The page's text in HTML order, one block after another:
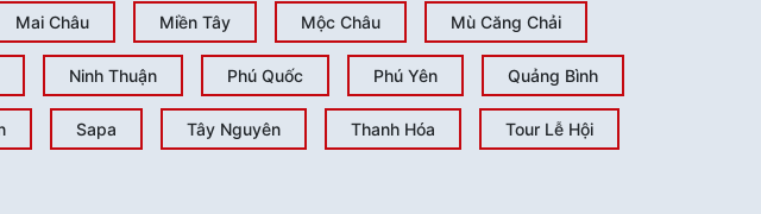
Mai Châu Miền Tây Mộc Châu Mù Căng Chải
Ninh Thuận Phú Quốc Phú Yên Quảng Bình
Sapa Tây Nguyên Thanh Hóa Tour Lễ Hội